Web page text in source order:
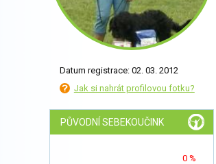
Datum registrace: 02. 03. 2012
Jak si nahrát profilovou fotku?
PŮVODNÍ SEBEKOUČINK
0 %